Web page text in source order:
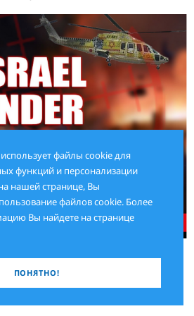
файлы cookie для
функций и персонализации
нашей странице, Вы
файлов cookie. Более
Вы найдете на странице
ПОНЯТНО!